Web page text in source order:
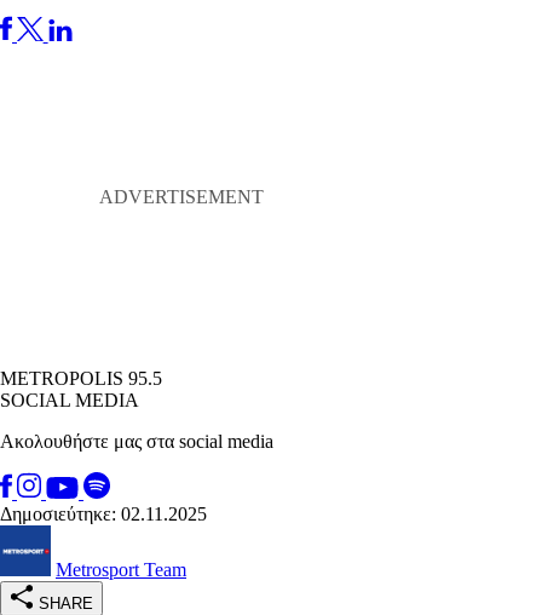
METROPOLIS 95.5
SOCIAL MEDIA
Ακολουθήστε μας στα social media
Δημοσιεύτηκε: 02.11.2025
Metrosport Team
SHARE